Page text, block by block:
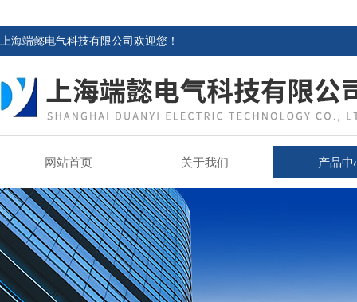
上海端懿电气科技有限公司欢迎您！
网站首页 关于我们 产品中